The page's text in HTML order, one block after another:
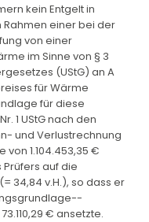
kein Entgelt in
Rahmen einer bei der
von einer
im Sinne von § 3
(UStG) an A
für Wärme
für diese
1 UStG nach den
und Verlustrechnung
1.104.453,35 €
auf die
34,84 v.H.), so dass er
€ ansetzte.